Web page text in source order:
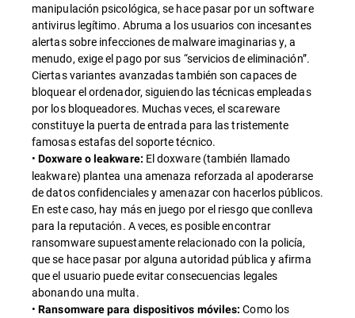
manipulación psicológica, se hace pasar por un software
antivirus legítimo. Abruma a los usuarios con incesantes
alertas sobre infecciones de malware imaginarias y, a
menudo, exige el pago por sus “servicios de eliminación”.
Ciertas variantes avanzadas también son capaces de
bloquear el ordenador, siguiendo las técnicas empleadas
por los bloqueadores. Muchas veces, el scareware
constituye la puerta de entrada para las tristemente
famosas estafas del soporte técnico.
•Doxware o leakware: El doxware (también llamado
leakware) plantea una amenaza reforzada al apoderarse
de datos confidenciales y amenazar con hacerlos públicos.
En este caso, hay más en juego por el riesgo que conlleva
para la reputación. A veces, es posible encontrar
ransomware supuestamente relacionado con la policía,
que se hace pasar por alguna autoridad pública y afirma
que el usuario puede evitar consecuencias legales
abonando una multa.
•Ransomware para dispositivos móviles: Como los